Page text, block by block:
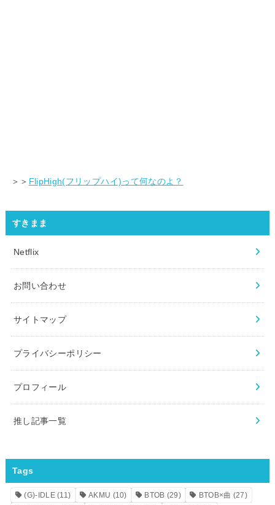
＞＞ FlipHigh(フリップハイ)って何なのよ？
すきまま
Netflix
お問い合わせ
サイトマップ
プライバシーポリシー
プロフィール
推し記事一覧
Tags
(G)-IDLE(11) AKMU (10) BTOB (29) BTOB×曲 (27)